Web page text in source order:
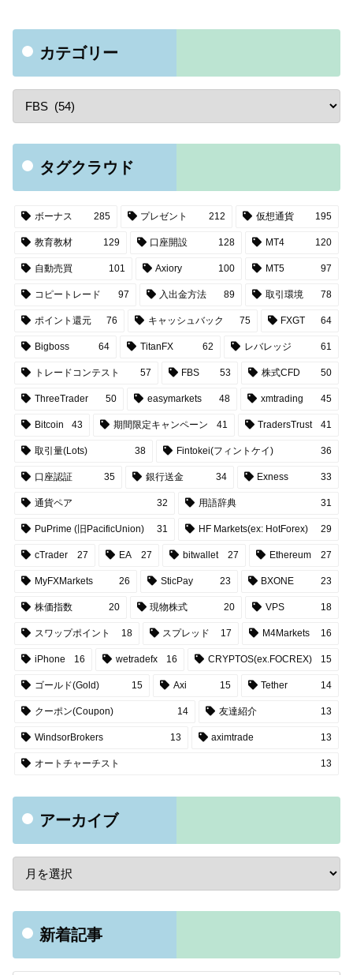
カテゴリー
タグクラウド
ボーナス 285 プレゼント 212 仮想通貨 195
教育教材 129 口座開設 128 MT4 120
自動売買 101 Axiory 100 MT5 97
コピートレード 97 入出金方法 89 取引環境 78
ポイント還元 76 キャッシュバック 75 FXGT 64
Bigboss 64 TitanFX 62 レバレッジ 61
トレードコンテスト 57 FBS 53 株式CFD 50
ThreeTrader 50 easymarkets 48 xmtrading 45
Bitcoin 43 期間限定キャンペーン 41 TradersTrust 41
取引量(Lots) 38 Fintokei(フィントケイ) 36
口座認証 35 銀行送金 34 Exness 33
通貨ペア 32 用語辞典 31
PuPrime (旧PacificUnion) 31 HF Markets(ex: HotForex) 29
cTrader 27 EA 27 bitwallet 27 Ethereum 27
MyFXMarkets 26 SticPay 23 BXONE 23
株価指数 20 現物株式 20 VPS 18
スワップポイント 18 スプレッド 17 M4Markets 16
iPhone 16 wetradefx 16 CRYPTOS(ex.FOCREX) 15
ゴールド(Gold) 15 Axi 15 Tether 14
クーポン(Coupon) 14 友達紹介 13
WindsorBrokers 13 aximtrade 13
オートチャーチスト 13
アーカイブ
新着記事